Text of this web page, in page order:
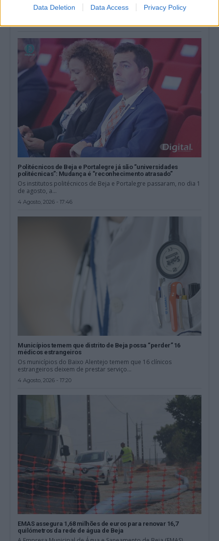
Data Deletion Data Access Privacy Policy
O Wine Destination Portugal regressa ao Alentejo, entre 16 e 20
de novembro, para...
Politécnicos de Beja e Portalegre já são “universidades
politécnicas”: Mudança é “reconhecimento atrasado”
Os institutos politécnicos de Beja e Portalegre passaram, no dia 1
de agosto, a...
4 Agosto, 2026 - 17:46
Municípios temem que distrito de Beja possa “perder” 16
médicos estrangeiros
Os municípios do Baixo Alentejo temem que 16 clínicos
estrangeiros deixem de prestar serviço...
4 Agosto, 2026 - 17:20
EMAS assegura 1,68 milhões de euros para renovar 16,7
quilómetros da rede de água de Beja